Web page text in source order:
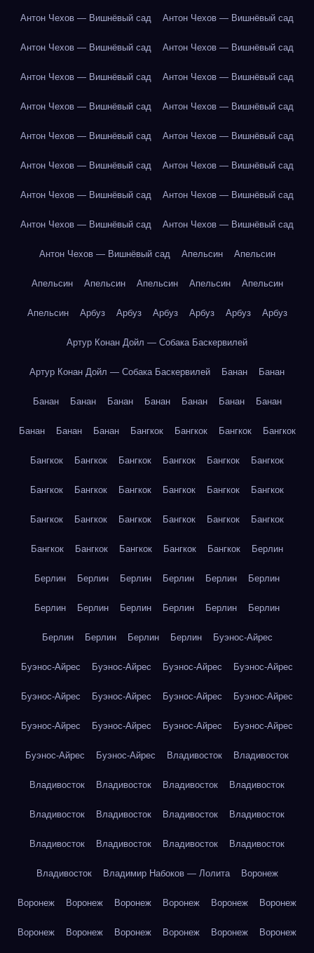
Антон Чехов — Вишнёвый сад Антон Чехов — Вишнёвый сад
Антон Чехов — Вишнёвый сад Антон Чехов — Вишнёвый сад
Антон Чехов — Вишнёвый сад Антон Чехов — Вишнёвый сад
Антон Чехов — Вишнёвый сад Антон Чехов — Вишнёвый сад
Антон Чехов — Вишнёвый сад Антон Чехов — Вишнёвый сад
Антон Чехов — Вишнёвый сад Антон Чехов — Вишнёвый сад
Антон Чехов — Вишнёвый сад Антон Чехов — Вишнёвый сад
Антон Чехов — Вишнёвый сад Антон Чехов — Вишнёвый сад
Антон Чехов — Вишнёвый сад Апельсин Апельсин
Апельсин Апельсин Апельсин Апельсин Апельсин
Апельсин Арбуз Арбуз Арбуз Арбуз Арбуз Арбуз
Артур Конан Дойл — Собака Баскервилей
Артур Конан Дойл — Собака Баскервилей Банан Банан
Банан Банан Банан Банан Банан Банан Банан
Банан Банан Банан Бангкок Бангкок Бангкок Бангкок
Бангкок Бангкок Бангкок Бангкок Бангкок Бангкок
Бангкок Бангкок Бангкок Бангкок Бангкок Бангкок
Бангкок Бангкок Бангкок Бангкок Бангкок Бангкок
Бангкок Бангкок Бангкок Бангкок Бангкок Берлин
Берлин Берлин Берлин Берлин Берлин Берлин
Берлин Берлин Берлин Берлин Берлин Берлин
Берлин Берлин Берлин Берлин Буэнос-Айрес
Буэнос-Айрес Буэнос-Айрес Буэнос-Айрес Буэнос-Айрес
Буэнос-Айрес Буэнос-Айрес Буэнос-Айрес Буэнос-Айрес
Буэнос-Айрес Буэнос-Айрес Буэнос-Айрес Буэнос-Айрес
Буэнос-Айрес Буэнос-Айрес Владивосток Владивосток
Владивосток Владивосток Владивосток Владивосток
Владивосток Владивосток Владивосток Владивосток
Владивосток Владивосток Владивосток Владивосток
Владивосток Владимир Набоков — Лолита Воронеж
Воронеж Воронеж Воронеж Воронеж Воронеж Воронеж
Воронеж Воронеж Воронеж Воронеж Воронеж Воронеж